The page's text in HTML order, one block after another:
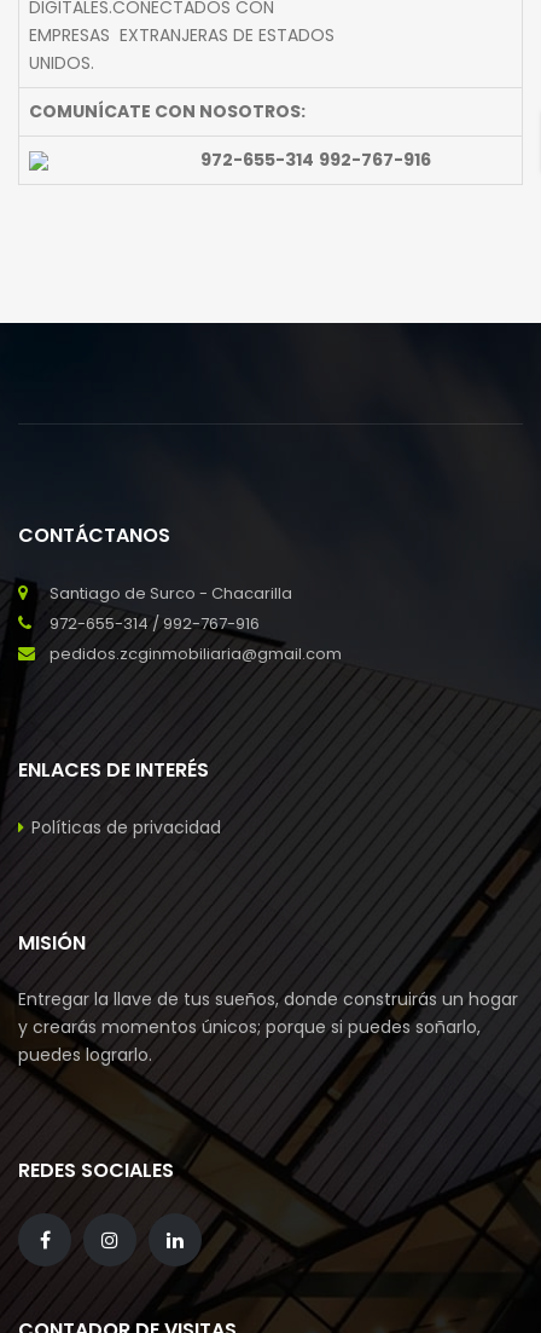
DIGITALES.CONECTADOS CON
EMPRESAS EXTRANJERAS DE ESTADOS
UNIDOS.
COMUNÍCATE CON NOSOTROS:
972-655-314 992-767-916
CONTÁCTANOS
Santiago de Surco - Chacarilla
972-655-314 / 992-767-916
pedidos.zcginmobiliaria@gmail.com
ENLACES DE INTERÉS
Políticas de privacidad
MISIÓN
Entregar la llave de tus sueños, donde construirás un hogar
y crearás momentos únicos; porque si puedes soñarlo,
puedes lograrlo.
REDES SOCIALES